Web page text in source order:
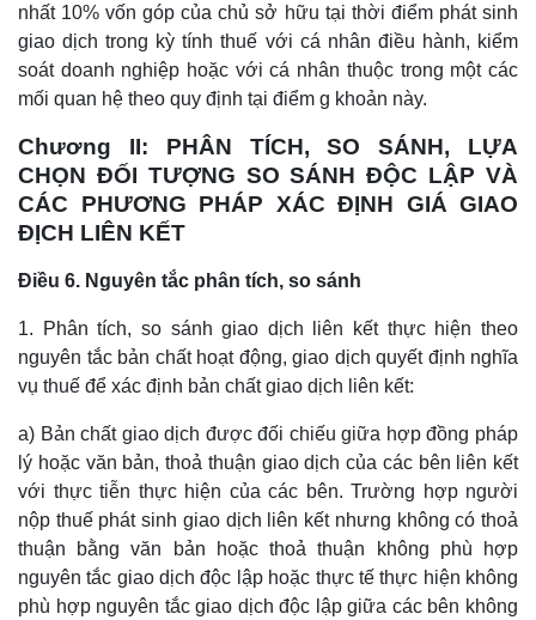
nhất 10% vốn góp của chủ sở hữu tại thời điểm phát sinh
giao dịch trong kỳ tính thuế với cá nhân điều hành, kiểm
soát doanh nghiệp hoặc với cá nhân thuộc trong một các
mối quan hệ theo quy định tại điểm g khoản này.
Chương II: PHÂN TÍCH, SO SÁNH, LỰA
CHỌN ĐỐI TƯỢNG SO SÁNH ĐỘC LẬP VÀ
CÁC PHƯƠNG PHÁP XÁC ĐỊNH GIÁ GIAO
ĐỊCH LIÊN KẾT
Điều 6. Nguyên tắc phân tích, so sánh
1. Phân tích, so sánh giao dịch liên kết thực hiện theo
nguyên tắc bản chất hoạt động, giao dịch quyết định nghĩa
vụ thuế để xác định bản chất giao dịch liên kết:
a) Bản chất giao dịch được đối chiếu giữa hợp đồng pháp
lý hoặc văn bản, thoả thuận giao dịch của các bên liên kết
với thực tiễn thực hiện của các bên. Trường hợp người
nộp thuế phát sinh giao dịch liên kết nhưng không có thoả
thuận bằng văn bản hoặc thoả thuận không phù hợp
nguyên tắc giao dịch độc lập hoặc thực tế thực hiện không
phù hợp nguyên tắc giao dịch độc lập giữa các bên không